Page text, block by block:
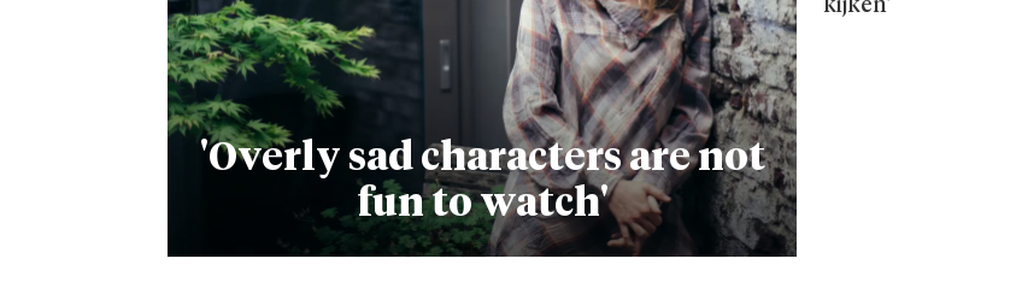
'Overly sad characters are not
fun to watch'
kijken'